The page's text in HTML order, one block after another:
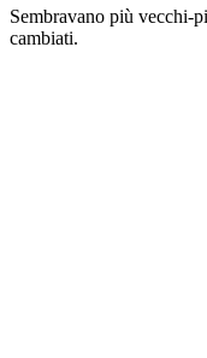
Sembravano più vecchi-
cambiati.